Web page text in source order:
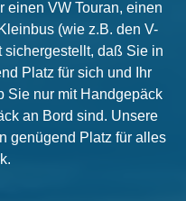
einen VW Touran, einen
(wie z.B. den V-
sichergestellt, daß Sie in
Platz für sich und Ihr
Sie nur mit Handgepäck
an Bord sind. Unsere
genügend Platz für alles